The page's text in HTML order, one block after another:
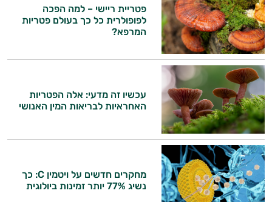
פטריית ריישי – למה הפכה
לפופולרית כל כך בעולם פטריות
המרפא?
עכשיו זה מדעי: אלה הפטריות
האחראיות לבריאות המין האנושי
מחקרים חדשים על ויטמין C: כך
נשיג 77% יותר זמינות ביולוגית